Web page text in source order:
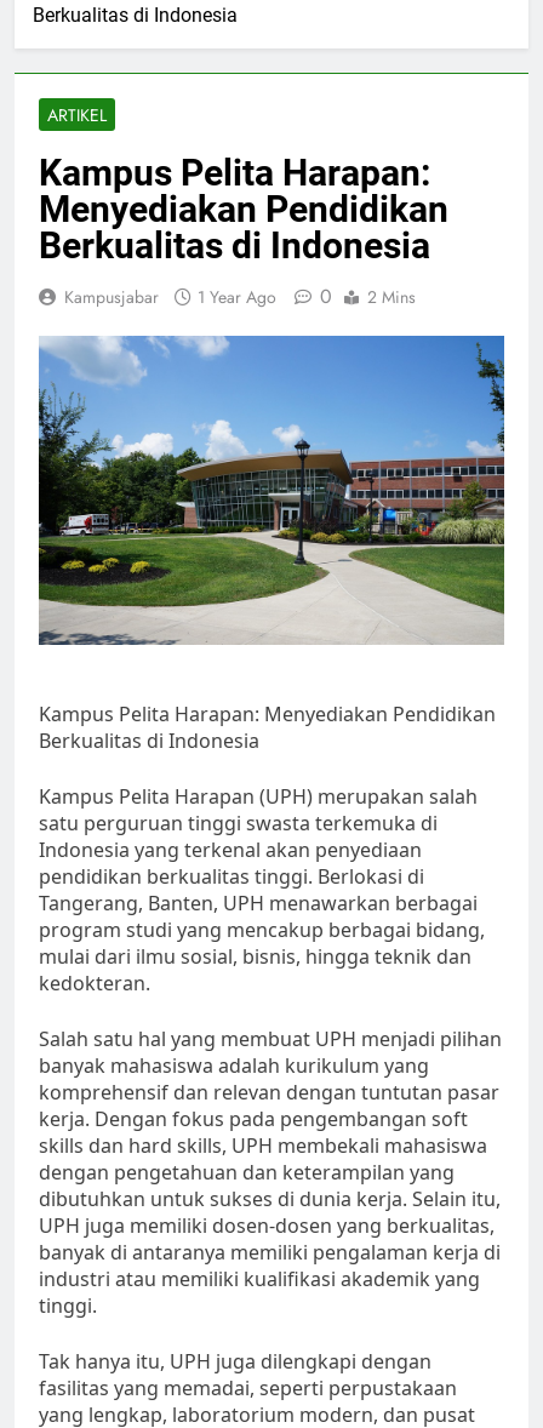
Berkualitas di Indonesia
ARTIKEL
Kampus Pelita Harapan:
Menyediakan Pendidikan
Berkualitas di Indonesia
Kampusjabar 1 Year Ago 0 2 Mins
Kampus Pelita Harapan: Menyediakan Pendidikan
Berkualitas di Indonesia
Kampus Pelita Harapan (UPH) merupakan salah
satu perguruan tinggi swasta terkemuka di
Indonesia yang terkenal akan penyediaan
pendidikan berkualitas tinggi. Berlokasi di
Tangerang, Banten, UPH menawarkan berbagai
program studi yang mencakup berbagai bidang,
mulai dari ilmu sosial, bisnis, hingga teknik dan
kedokteran.
Salah satu hal yang membuat UPH menjadi pilihan
banyak mahasiswa adalah kurikulum yang
komprehensif dan relevan dengan tuntutan pasar
kerja. Dengan fokus pada pengembangan soft
skills dan hard skills, UPH membekali mahasiswa
dengan pengetahuan dan keterampilan yang
dibutuhkan untuk sukses di dunia kerja. Selain itu,
UPH juga memiliki dosen-dosen yang berkualitas,
banyak di antaranya memiliki pengalaman kerja di
industri atau memiliki kualifikasi akademik yang
tinggi.
Tak hanya itu, UPH juga dilengkapi dengan
fasilitas yang memadai, seperti perpustakaan
yang lengkap, laboratorium modern, dan pusat